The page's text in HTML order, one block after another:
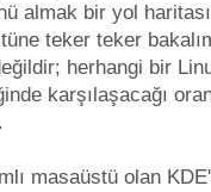
almak bir yol
teker teker
herhangi bir
karşılaşacağı
masaüstü olan